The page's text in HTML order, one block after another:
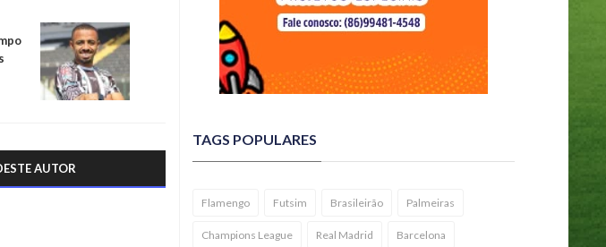
AUTOR
TAGS POPULARES
Flamengo Futsim Brasileirão Palmeiras
Champions League Real Madrid Barcelona